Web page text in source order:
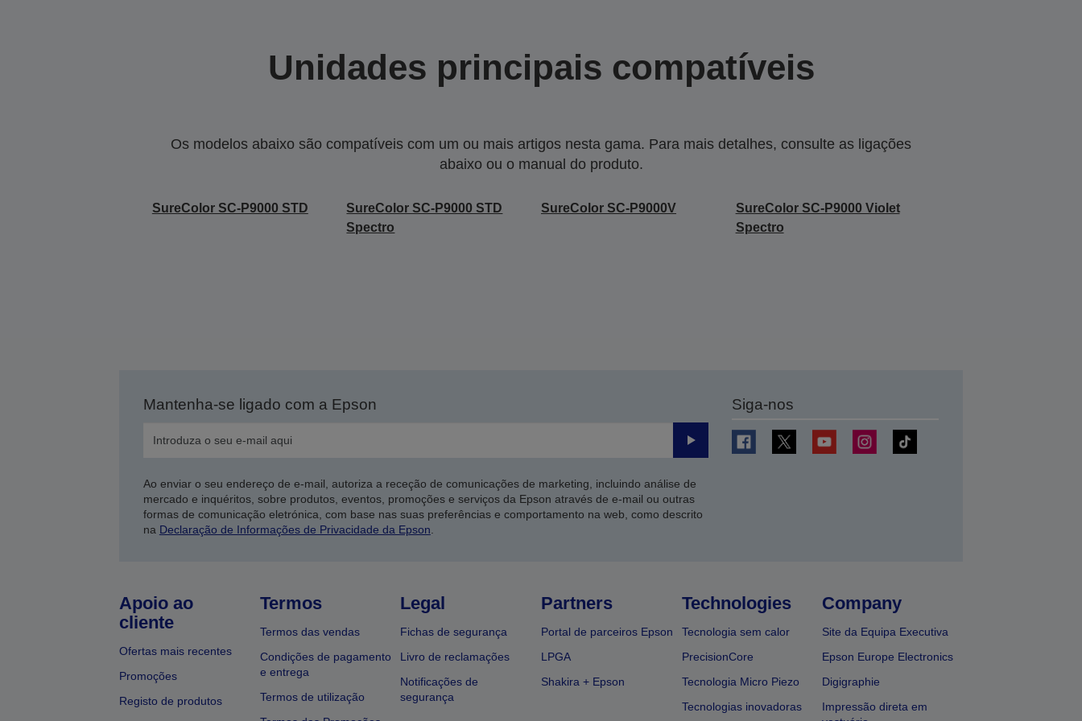
Unidades principais compatíveis
Os modelos abaixo são compatíveis com um ou mais artigos nesta gama. Para mais detalhes, consulte as ligações
abaixo ou o manual do produto.
SureColor SC-P9000 STD
SureColor SC-P9000 STD
Spectro
SureColor SC-P9000V
SureColor SC-P9000 Violet
Spectro
Mantenha-se ligado com a Epson
Enviar
Ao enviar o seu endereço de e-mail, autoriza a receção de comunicações de marketing, incluindo análise de
mercado e inquéritos, sobre produtos, eventos, promoções e serviços da Epson através de e-mail ou outras
formas de comunicação eletrónica, com base nas suas preferências e comportamento na web, como descrito
na Declaração de Informações de Privacidade da Epson
Siga-nos
Apoio ao
cliente
Ofertas mais recentes
Promoções
Registo de produtos
Termos
Termos das vendas
Condições de pagamento
e entrega
Termos de utilização
Legal
Fichas de segurança
Livro de reclamações
Notificações de
segurança
Partners
Portal de parceiros Epson
LPGA
Shakira + Epson
Technologies
Tecnologia sem calor
PrecisionCore
Tecnologia Micro Piezo
Tecnologias inovadoras
Company
Site da Equipa Executiva
Epson Europe Electronics
Digigraphie
Impressão direta em